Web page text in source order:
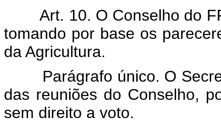
Art. 10. O Conselho do
tomando por base os
da Agricultura.
Parágrafo único. O
das reuniões do Conselho,
sem direito a voto.